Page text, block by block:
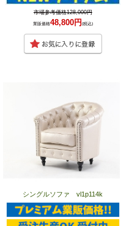
市場参考価格128,000円
業販価格48,800円 (税込)
シングルソファ vl1p114k